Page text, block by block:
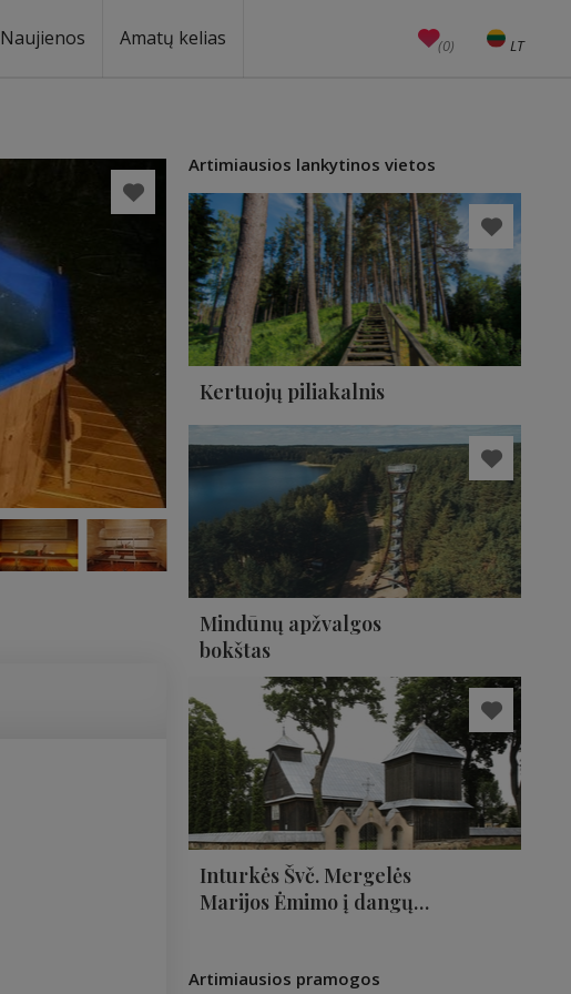
Naujienos Amatų kelias (0) LT
EN
Artimiausios lankytinos vietos
Kertuojų piliakalnis
Mindūnų apžvalgos
bokštas
Inturkės Švč. Mergelės
Marijos Ėmimo į dangų
Artimiausios pramogos